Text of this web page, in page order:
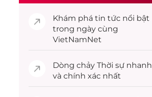
Khám phá tin tức nổi bật
trong ngày cùng
VietNamNet
Dòng chảy Thời sự nhanh
và chính xác nhất